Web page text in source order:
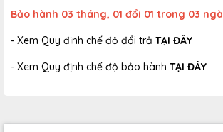
Bảo hành 03 tháng, 01 đổi 01 trong 03
- Xem Quy định chế độ đổi trả TẠI ĐÂY
- Xem Quy định chế độ bảo hành TẠI ĐÂY